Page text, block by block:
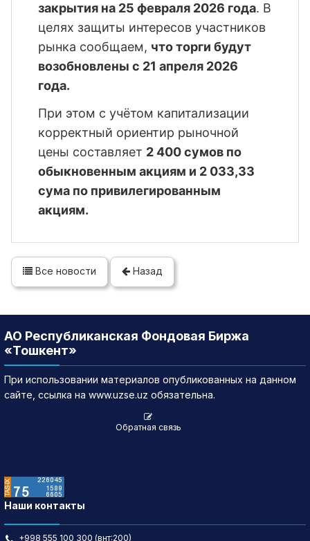
закрытия на 25 февраля 2026 года. В
целях защиты интересов участников
рынка сообщаем, что торги будут
возобновлены с 21 апреля 2026
года.
При этом с учётом капитализации
корректный ориентир рыночной
цены составляет 2 400 сумов по
обыкновенным акциям и 2 033,33
сума по привилегированным
акциям.
Все новости Назад
АО Республиканская Фондовая Биржа
«Тошкент»
При использовании материалов опубликованных на данном
сайте, ссылка на www.uzse.uz обязательна.
Обратная связь
Наши контакты
+998 555 100 300 (внт:200)